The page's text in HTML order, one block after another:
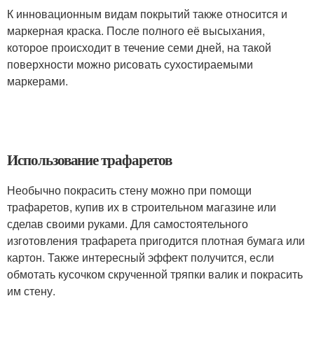
К инновационным видам покрытий также относится и
маркерная краска. После полного её высыхания,
которое происходит в течение семи дней, на такой
поверхности можно рисовать сухостираемыми
маркерами.
Использование трафаретов
Необычно покрасить стену можно при помощи
трафаретов, купив их в строительном магазине или
сделав своими руками. Для самостоятельного
изготовления трафарета пригодится плотная бумага или
картон. Также интересный эффект получится, если
обмотать кусочком скрученной тряпки валик и покрасить
им стену.